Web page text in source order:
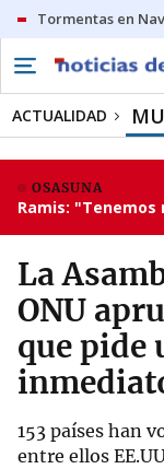
Tormentas en
ACTUALIDAD
OSASUNA
Ramis:
La
ONU
que pide
153 países han
entre ellos